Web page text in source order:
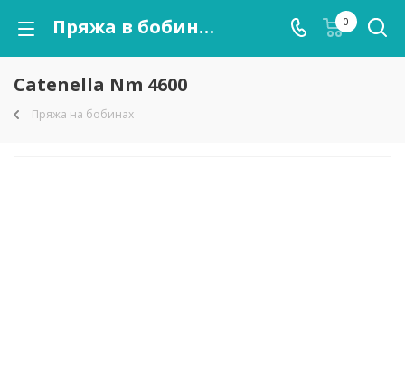
Пряжа в бобинах Catenella Nm 4600 оптом 0
Catenella Nm 4600
Пряжа на бобинах